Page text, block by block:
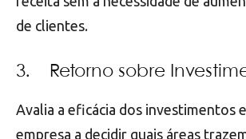
de clientes.
3. Retorno sobre
Avalia a eficácia dos investimentos
empresa a decidir quais áreas